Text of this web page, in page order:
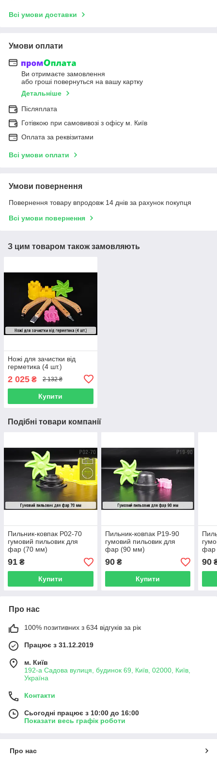
Всі умови доставки
Умови оплати
Ви отримаєте замовлення
або гроші повернуться на вашу картку
Детальніше
Післяплата
Готівкою при самовивозі з офісу м. Київ
Оплата за реквізитами
Всі умови оплати
Умови повернення
Повернення товару впродовж 14 днів за рахунок покупця
Всі умови повернення
З цим товаром також замовляють
Ножі для зачистки від
герметика (4 шт.)
2 025 ₴ 2 132 ₴
Купити
Подібні товари компанії
Пильник-ковпак P02-70
гумовий пильовик для
фар (70 мм)
91 ₴
Купити
Пильник-ковпак P19-90
гумовий пильовик для
фар (90 мм)
90₴
Купити
фар
90
Про нас
100% позитивних з 634 відгуків за рік
Працює з 31.12.2019
м. Київ
192-а Садова вулиця, будинок 69, Київ, 02000, Київ,
Україна
Контакти
Сьогодні працює з 10:00 до 16:00
Показати весь графік роботи
Про нас